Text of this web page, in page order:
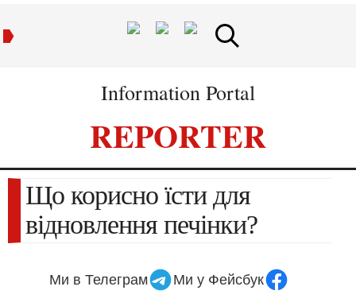
Information Portal
REPORTER
Що корисно їсти для
відновлення печінки?
Ми в Телеграм Ми у Фейсбук